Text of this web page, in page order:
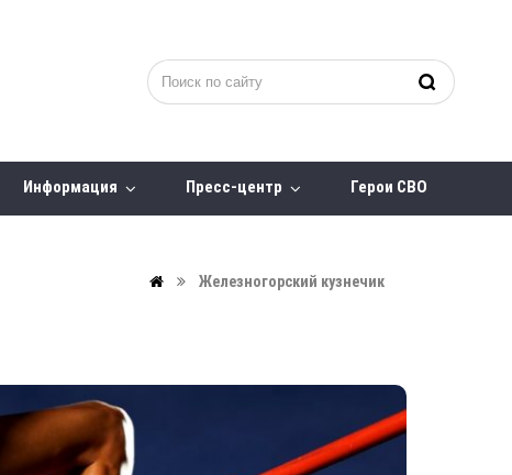
Информация Пресс-центр Герои СВО
Железногорский кузнечик